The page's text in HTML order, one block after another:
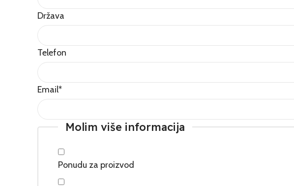
Država
Telefon
Email*
Molim više informacija
Ponudu za proizvod